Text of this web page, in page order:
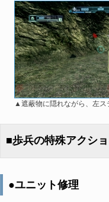
▲遮蔽物に隠れながら、左
■歩兵の特殊アクシ
●ユニット修理